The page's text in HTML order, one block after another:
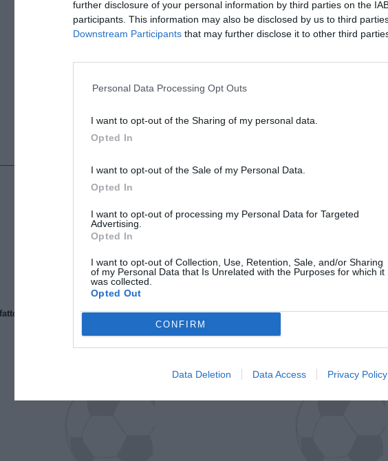
further disclosure of your personal information by third parties on the
participants. This information may also be disclosed by us to third
Downstream Participants that may further disclose it to other third
Personal Data Processing Opt Outs
I want to opt-out of the Sharing of my personal data.
Opted In
I want to opt-out of the Sale of my Personal Data.
Opted In
I want to opt-out of processing my Personal Data for Targeted
Advertising.
Opted In
I want to opt-out of Collection, Use, Retention, Sale, and/or Sharing
of my Personal Data that Is Unrelated with the Purposes for which it
was collected.
Opted Out
CONFIRM
Data Deletion Data Access Privacy Policy
del Manchester United Il Rayo Vallecano spinge per Zamorano